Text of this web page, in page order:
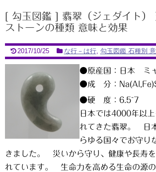
[ 勾玉図鑑 ] 翡翠（ジェダイト）
ストーンの種類 意味と効果
2017/10/25 な行－は行, 勾玉図鑑 石種別
●原産国：日本 ミ
●成 分：
●硬 度：6.5~7
日本では4000年以
れてきた翡翠。 日
らゆる国々でお守り
きました。 災いから守り、健康や長寿
れています。 生命力を高める生命の源